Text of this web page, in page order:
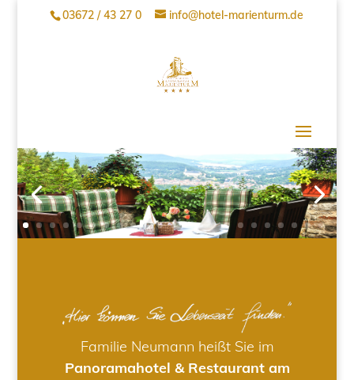
03672 / 43 27 0 info@hotel-marienturm.de
Familie Neumann heißt Sie im
Panoramahotel & Restaurant am